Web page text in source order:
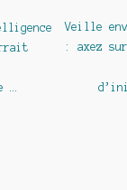
…
Article
suivant :
Veille
: axez